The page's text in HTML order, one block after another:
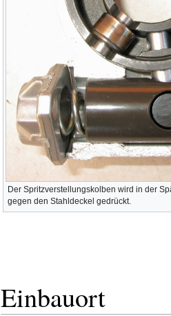
Der Spritzverstellungskolben wird in der
gegen den Stahldeckel gedrückt.
Einbauort